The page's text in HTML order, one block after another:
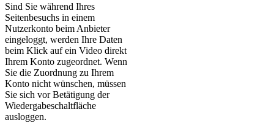
Sind Sie während Ihres
Seitenbesuchs in einem
Nutzerkonto beim Anbieter
eingeloggt, werden Ihre Daten
beim Klick auf ein Video direkt
Ihrem Konto zugeordnet. Wenn
Sie die Zuordnung zu Ihrem
Konto nicht wünschen, müssen
Sie sich vor Betätigung der
Wiedergabeschaltfläche
ausloggen.